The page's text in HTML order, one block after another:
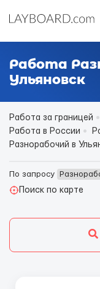
Работа
Ульяновск
Работа за границей
Работа в России
Разнорабочий в
По запросу
Поиск по карте